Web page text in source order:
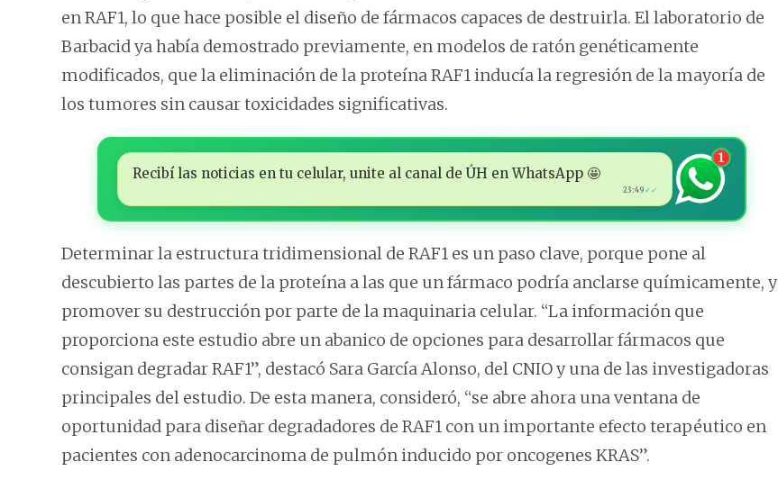
en RAF1, lo que hace posible el diseño de fármacos capaces de destruirla. El laboratorio de
Barbacid ya había demostrado previamente, en modelos de ratón genéticamente
modificados, que la eliminación de la proteína RAF1 inducía la regresión de la mayoría de
los tumores sin causar toxicidades significativas.
Recibí las noticias en tu celular, unite al canal de ÚH en WhatsApp 🤩
23:49 ✓✓
1
Determinar la estructura tridimensional de RAF1 es un paso clave, porque pone al
descubierto las partes de la proteína a las que un fármaco podría anclarse químicamente, y
promover su destrucción por parte de la maquinaria celular. “La información que
proporciona este estudio abre un abanico de opciones para desarrollar fármacos que
consigan degradar RAF1”, destacó Sara García Alonso, del CNIO y una de las investigadoras
principales del estudio. De esta manera, consideró, “se abre ahora una ventana de
oportunidad para diseñar degradadores de RAF1 con un importante efecto terapéutico en
pacientes con adenocarcinoma de pulmón inducido por oncogenes KRAS”.